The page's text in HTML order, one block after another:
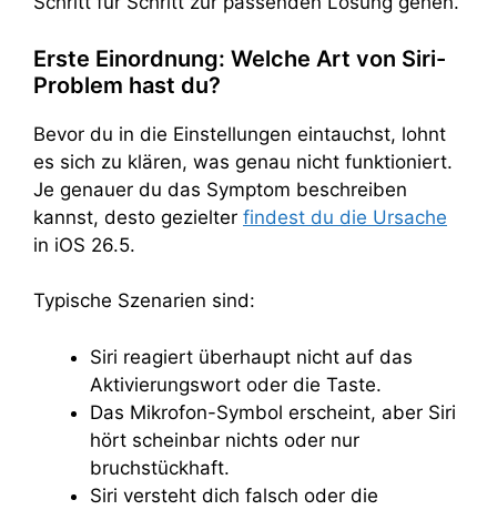
Erste Einordnung: Welche Art von Siri-
Problem hast du?
Bevor du in die Einstellungen eintauchst, lohnt
es sich zu klären, was genau nicht funktioniert.
Je genauer du das Symptom beschreiben
kannst, desto gezielter findest du die Ursache
in iOS 26.5.
Typische Szenarien sind:
Siri reagiert überhaupt nicht auf das
Aktivierungswort oder die Taste.
Das Mikrofon-Symbol erscheint, aber Siri
hört scheinbar nichts oder nur
bruchstückhaft.
Siri versteht dich falsch oder die